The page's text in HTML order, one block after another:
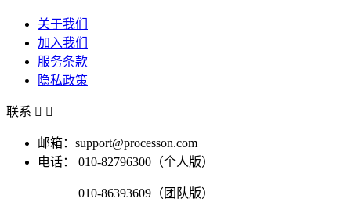
关于我们
加入我们
服务条款
隐私政策
联系  
邮箱：support@processon.com
电话：
010-82796300（个人版）
010-86393609（团队版）